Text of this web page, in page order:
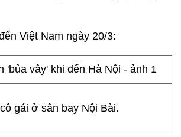
Việt Nam ngày 20/3:
gái ở sân bay Nội Bài.